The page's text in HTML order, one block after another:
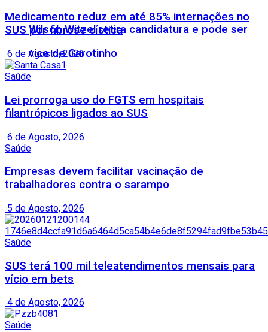
Wilson Witzel retira candidatura e pode ser
vice de Garotinho
Medicamento reduz em até 85% internações no
SUS por fibrose cística
6 de Agosto, 2026
Saúde
Lei prorroga uso do FGTS em hospitais
filantrópicos ligados ao SUS
6 de Agosto, 2026
Saúde
Empresas devem facilitar vacinação de
trabalhadores contra o sarampo
5 de Agosto, 2026
Saúde
SUS terá 100 mil teleatendimentos mensais para
vício em bets
4 de Agosto, 2026
Saúde